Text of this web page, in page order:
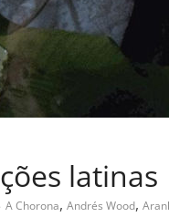
latinas
A Chorona, Andrés Wood,